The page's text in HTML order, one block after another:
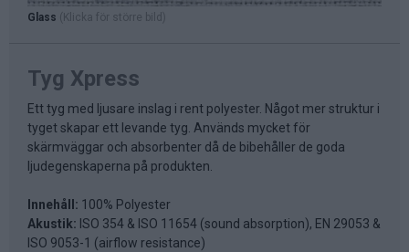
Glass (Klicka för större bild)
Tyg Xpress
Ett tyg med ljusare inslag i rent polyester. Något mer struktur i
tyget skapar ett levande tyg. Används mycket för
skärmväggar och absorbenter då de bibehåller de goda
ljudegenskaperna på produkten.
Innehåll: 100% Polyester
Akustik: ISO 354 & ISO 11654 (sound absorption), EN 29053 &
ISO 9053-1 (airflow resistance)